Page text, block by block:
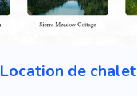
Location de chalet